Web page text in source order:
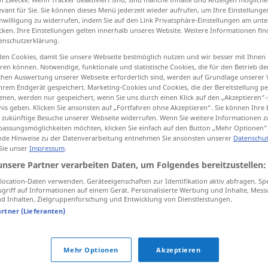
Typ
renk
renk
renk
renk
für Sie. Sie können dieses Menü jederzeit wieder aufrufen, um Ihre
zu widerrufen, indem Sie auf den Link Privatsphäre-Einstellungen am
Ihre Einstellungen gelten innerhalb unseres Website. Weitere Informationen
Cookies, damit Sie unsere Webseite bestmöglich nutzen und wir besser mit Ihnen
können. Notwendige, funktionale und statistische Cookies, die für den Betrieb
Auswertung unserer Webseite erforderlich sind, werden auf Grundlage unserer
Endgerät gespeichert. Marketing-Cookies und Cookies, die der Bereitstellung
werden nur gespeichert, wenn Sie uns durch einen Klick auf den
geben. Klicken Sie ansonsten auf „Fortfahren ohne Akzeptieren“. Sie können Ihre
Besuche unserer Webseite widerrufen. Wenn Sie weitere Informationen
möchten, klicken Sie einfach auf den Button „Mehr Optionen“.
Hinweise zu der Datenverarbeitung entnehmen Sie ansonsten unserer
unser Impressum.
Partner verarbeiten Daten, um Folgendes bereitzustellen:
Daten verwenden. Geräteeigenschaften zur Identifikation aktiv abfragen.
auf Informationen auf einem Gerät. Personalisierte Werbung und Inhalte,
Inhalten, Zielgruppenforschung und Entwicklung von Dienstleistungen.
(Lieferanten)
Mehr Optionen Akzeptieren